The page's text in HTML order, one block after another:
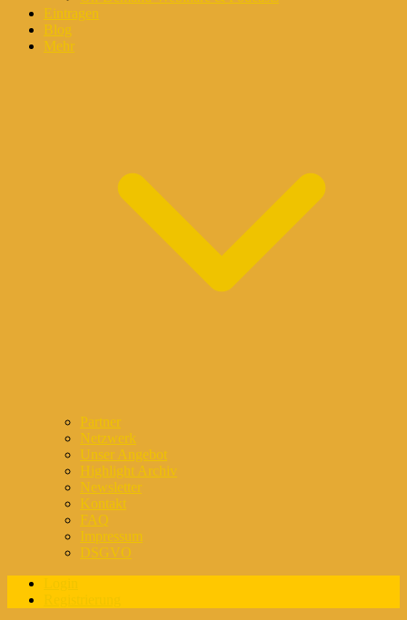
Eintragen
Blog
Mehr
Partner
Netzwerk
Unser Angebot
Highlight Archiv
Newsletter
Kontakt
FAQ
Impressum
DSGVO